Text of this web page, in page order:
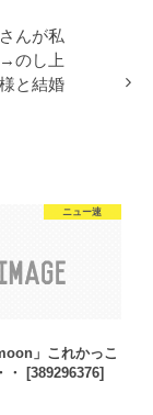
んが私
のし上
と結婚
ニュー速
」これかっこ
・ [389296376]